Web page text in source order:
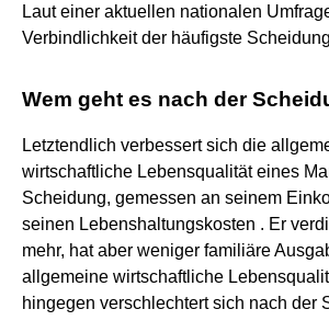
Laut einer aktuellen nationalen
Verbindlichkeit der häufigste
Wem geht es nach der
Letztendlich verbessert sich die
wirtschaftliche Lebensqualität eines
Scheidung, gemessen an seinem
seinen Lebenshaltungskosten . Er
mehr, hat aber weniger familiäre
allgemeine wirtschaftliche
hingegen verschlechtert sich nach der